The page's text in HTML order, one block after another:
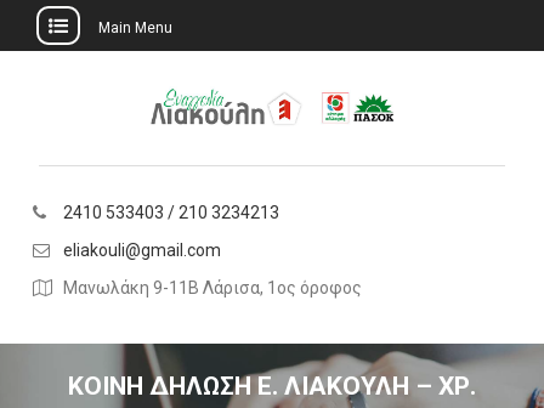
Main Menu
2410 533403 / 210 3234213
eliakouli@gmail.com
Μανωλάκη 9-11Β Λάρισα, 1ος όροφος
ΚΟΙΝΗ ΔΗΛΩΣΗ Ε. ΛΙΑΚΟΥΛΗ – ΧΡ.